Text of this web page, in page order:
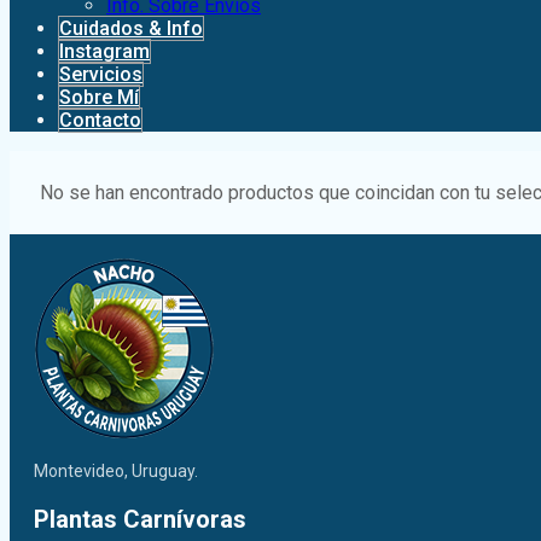
Info. Sobre Envíos
Cuidados & Info
Instagram
Servicios
Sobre Mí
Contacto
No se han encontrado productos que coincidan con tu
Montevideo, Uruguay.
Plantas Carnívoras